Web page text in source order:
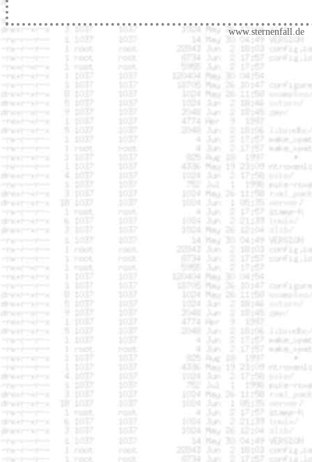
www.sternenfall.de